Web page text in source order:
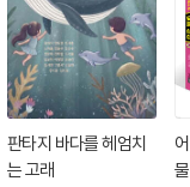
판타지 바다를 헤엄치
는 고래